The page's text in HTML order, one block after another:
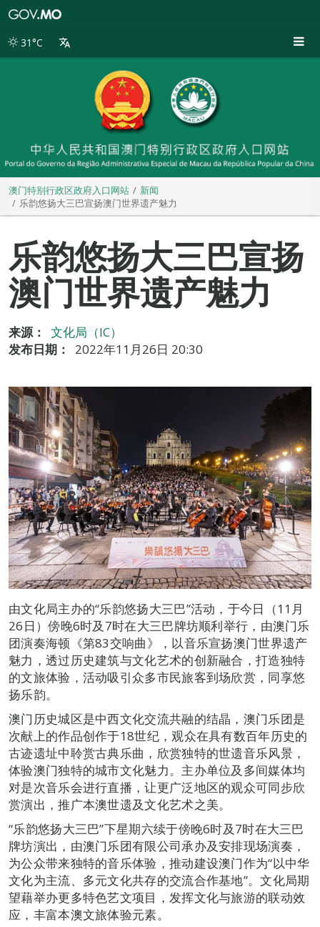
别
31°C
澳门特别行政区政府入口网站
新闻
乐韵悠扬大三巴宣扬澳门世界遗产魅力
乐韵悠扬大三巴宣扬
澳门世界遗产魅力
来源：
文化局（IC）
发布日期：
2022年11月26日 20:30
由文化局主办的“乐韵悠扬大三巴”活动，于今日（11月
26日）傍晚6时及7时在大三巴牌坊顺利举行，由澳门乐
团演奏海顿《第83交响曲》，以音乐宣扬澳门世界遗产
魅力，透过历史建筑与文化艺术的创新融合，打造独特
的文旅体验，活动吸引众多市民旅客到场欣赏，同享悠
扬乐韵。
澳门历史城区是中西文化交流共融的结晶，澳门乐团是
次献上的作品创作于18世纪，观众在具有数百年历史的
古迹遗址中聆赏古典乐曲，欣赏独特的世遗音乐风景，
体验澳门独特的城市文化魅力。主办单位及多间媒体均
对是次音乐会进行直播，让更广泛地区的观众可同步欣
赏演出，推广本澳世遗及文化艺术之美。
“乐韵悠扬大三巴”下星期六续于傍晚6时及7时在大三巴
牌坊演出，由澳门乐团有限公司承办及安排现场演奏，
为公众带来独特的音乐体验，推动建设澳门作为“以中华
文化为主流、多元文化共存的交流合作基地”。文化局期
望藉举办更多特色艺文项目，发挥文化与旅游的联动效
应，丰富本澳文旅体验元素。